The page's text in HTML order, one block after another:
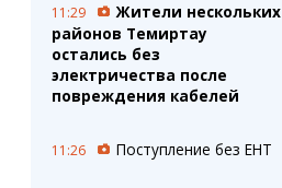
11:29
Жители нескольких
районов Темиртау
остались без
электричества после
повреждения кабелей
11:26 Поступление без ЕНТ